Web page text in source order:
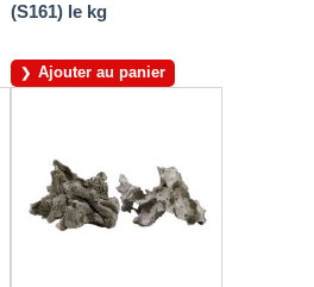
(S161) le kg
Ajouter au panier